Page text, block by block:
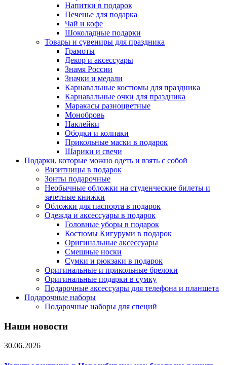
Напитки в подарок
Печенье для подарка
Чай и кофе
Шоколадные подарки
Товары и сувениры для праздника
Грамоты
Декор и аксессуары
Знамя России
Значки и медали
Карнавальные костюмы для праздника
Карнавальные очки для праздника
Маракасы разноцветные
Монобровь
Наклейки
Ободки и колпаки
Прикольные маски в подарок
Шарики и свечи
Подарки, которые можно одеть и взять с собой
Визитницы в подарок
Зонты подарочные
Необычные обложки на студенческие билеты и
зачетные книжки
Обложки для паспорта в подарок
Одежда и аксессуары в подарок
Головные уборы в подарок
Костюмы Кигуруми в подарок
Оригинальные аксессуары
Смешные носки
Сумки и рюкзаки в подарок
Оригинальные и прикольные брелоки
Оригинальные подарки в сумку
Подарочные аксессуары для телефона и планшета
Подарочные наборы
Подарочные наборы для специй
Наши новости
30.06.2026